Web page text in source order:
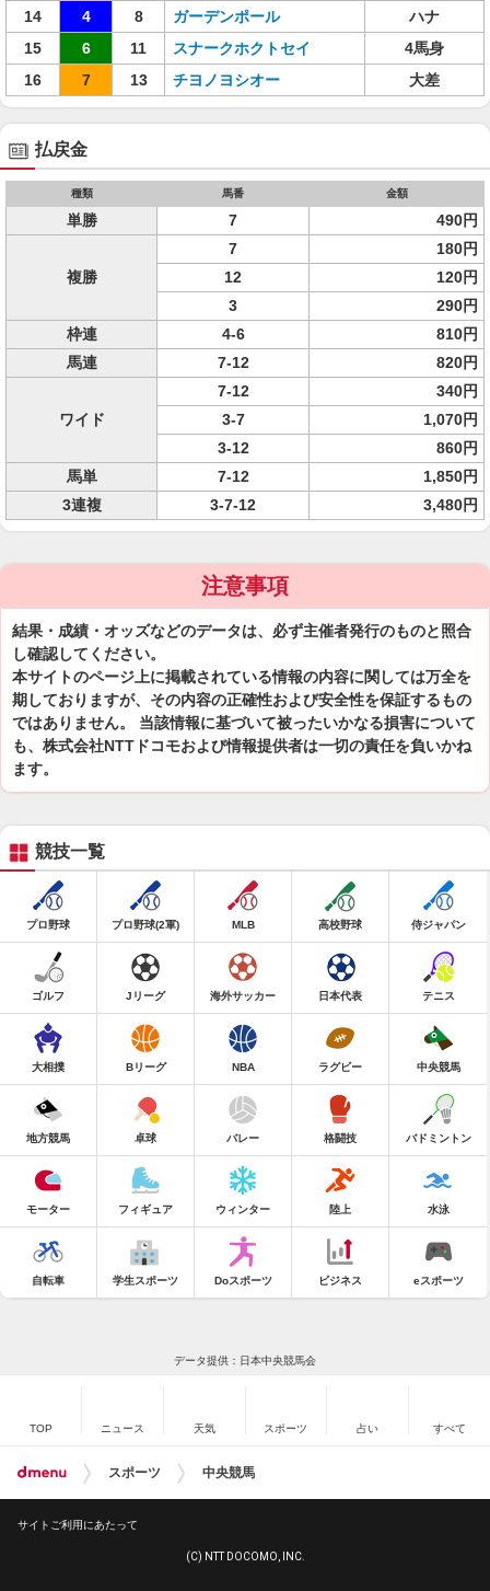
14
4 8 ガーデンポール
ハナ
15
6 11 スナークホクトセイ
4馬身
16
7 13 チヨノヨシオー 大差
払戻金
種類 馬番 金額
単勝 7 490円
複勝
7
180円
12
120円
3
290円
枠連
4-6
810円
馬連
7-12 820円
ワイド
7-12
340円
3-7
1,070円
3-12
860円
馬単
7-12
1,850円
3連複
3-7-12 3,480円
注意事項
結果・成績・オッズなどのデータは、必ず主催者発行のものと照合
し確認してください。
本サイトのページ上に掲載されている情報の内容に関しては万全を
期しておりますが、その内容の正確性および安全性を保証するもの
ではありません。 当該情報に基づいて被ったいかなる損害について
も、株式会社NTTドコモおよび情報提供者は一切の責任を負いかね
ます。
競技一覧
プロ野球 プロ野球(2軍) MLB 高校野球 侍ジャパン
ゴルフ Jリーグ 海外サッカー 日本代表 テニス
大相撲 Bリーグ NBA ラグビー 中央競馬
地方競馬 卓球 バレー 格闘技 バドミントン
モーター フィギュア ウィンター 陸上 水泳
自転車 学生スポーツ Doスポーツ ビジネス eスポーツ
データ提供：日本中央競馬会
TOP ニュース 天気 スポーツ 占い すべて
スポーツ 中央競馬
サイトご利用にあたって
(C) NTT DOCOMO, INC.